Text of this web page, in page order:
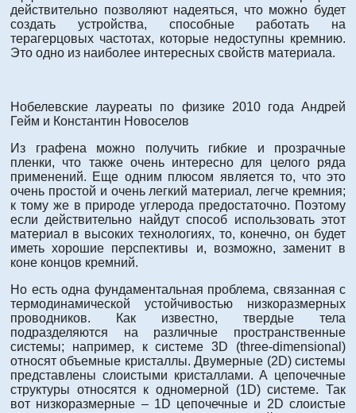
действительно позволяют надеяться, что можно будет
создать устройства, способные работать на
терагерцовых частотах, которые недоступны кремнию.
Это одно из наиболее интересных свойств материала.
Нобелевские лауреаты по физике 2010 года Андрей
Гейм и Константин Новоселов
Из графена можно получить гибкие и прозрачные
пленки, что также очень интересно для целого ряда
применений. Еще одним плюсом является то, что это
очень простой и очень легкий материал, легче кремния;
к тому же в природе углерода предостаточно. Поэтому
если действительно найдут способ использовать этот
материал в высоких технологиях, то, конечно, он будет
иметь хорошие перспективы и, возможно, заменит в
коне концов кремний.
Но есть одна фундаментальная проблема, связанная с
термодинамической устойчивостью низкоразмерных
проводников. Как известно, твердые тела
подразделяются на различные пространственные
системы; например, к системе 3D (three-dimensional)
относят объемные кристаллы. Двумерные (2D) системы
представлены слоистыми кристаллами. А цепочечные
структуры относятся к одномерной (1D) системе. Так
вот низкоразмерные – 1D цепочечные и 2D слоистые